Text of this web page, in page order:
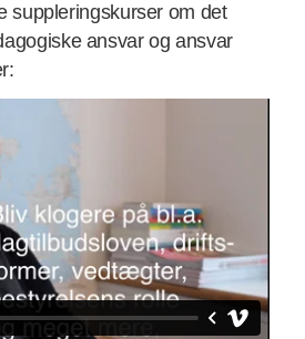
suppleringskurser om det
ansvar og ansvar